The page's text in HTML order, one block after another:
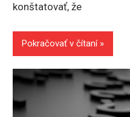
konštatovať, že
Pokračovať v čítaní